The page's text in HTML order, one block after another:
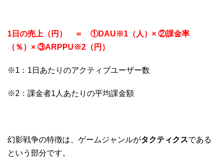
1日の売上（円） ＝ ①DAU※1（人）× ②課金率
（％）× ③ARPPU※2（円）
※1：1日あたりのアクティブユーザー数
※2：課金者1人あたりの平均課金額
幻影戦争の特徴は、ゲームジャンルがタクティクスである
という部分です。